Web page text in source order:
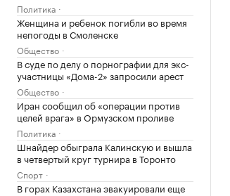
Политика
Женщина и ребенок погибли во время
непогоды в Смоленске
Общество
В суде по делу о порнографии для экс-
участницы «Дома-2» запросили арест
Общество
Иран сообщил об «операции против
целей врага» в Ормузском проливе
Политика
Шнайдер обыграла Калинскую и вышла
в четвертый круг турнира в Торонто
Спорт
В горах Казахстана эвакуировали еще